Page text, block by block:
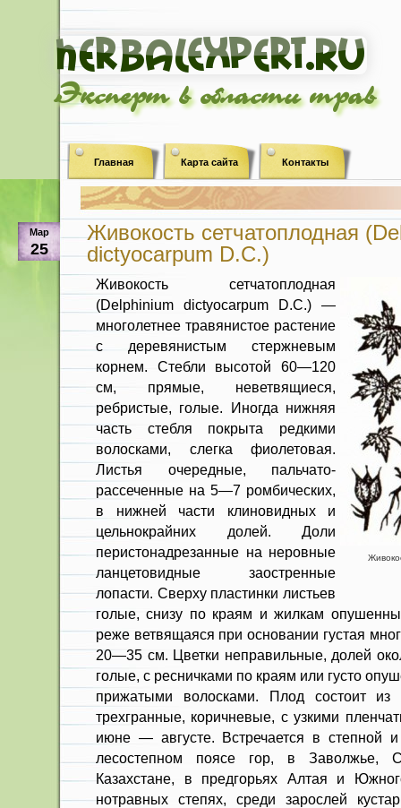
Эксперт в области трав
Главная Карта сайта Контакты
Мар
25
Живокость сетчатоплодная
dictyocarpum D.C.)
Живокость сетчатоплодная
(Delphinium dictyocarpum D.C.) —
многолетнее травянистое растение
с деревянистым стержневым
корнем. Стебли высотой 60—120
см, прямые, неветвящиеся,
ребристые, голые. Иног­да нижняя
часть стебля покрыта ред­кими
волосками, слегка фиолетовая.
Листья очередные, пальчато-
рассеченные на 5—7 ромбических,
в нижней части клиновидных и
цельнокрайних долей. Доли
перистонадрезанные на неровные
ланцетовидные заостренные
лопасти. Сверху пластинки листьев
голые, снизу по краям и жилкам
реже ветвящаяся при основании густая
20—35 см. Цветки неправильные, долей
голые, с реснич­ками по краям или густо
прижатыми волоска­ми. Плод состоит из
трехгранные, коричневые, с уз­кими
июне — августе. Встречается в степной
лесостепном поясе гор, в Заволжье,
Казахстане, в предгорьях Алтая и
нотравных степях, среди зарослей